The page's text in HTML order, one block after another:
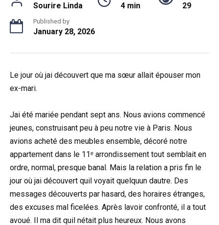
Sourire Linda 4 min 29
Published by
January 28, 2026
Le jour où jai découvert que ma sœur allait épouser mon
ex-mari.
Jai été mariée pendant sept ans. Nous avions commencé
jeunes, construisant peu à peu notre vie à Paris. Nous
avions acheté des meubles ensemble, décoré notre
appartement dans le 11ᵉ arrondissement tout semblait en
ordre, normal, presque banal. Mais la relation a pris fin le
jour où jai découvert quil voyait quelquun dautre. Des
messages découverts par hasard, des horaires étranges,
des excuses mal ficelées. Après lavoir confronté, il a tout
avoué. Il ma dit quil nétait plus heureux. Nous avons